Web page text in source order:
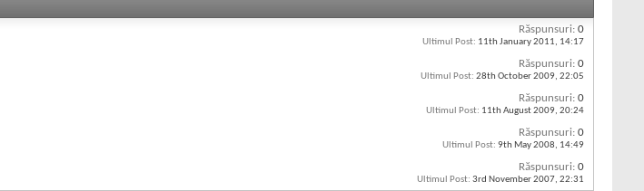
Răspunsuri: 0
Ultimul Post: 11th January 2011, 14:17
Răspunsuri: 0
Ultimul Post: 28th October 2009, 22:05
Răspunsuri: 0
Ultimul Post: 11th August 2009, 20:24
Răspunsuri: 0
Ultimul Post: 9th May 2008, 14:49
Răspunsuri: 0
Ultimul Post: 3rd November 2007, 22:31